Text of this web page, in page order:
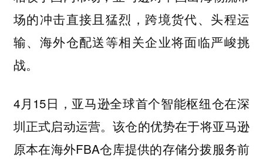
场的冲击直接且猛烈，跨境货代、头程运
输、海外仓配送等相关企业将面临严峻挑
战。
4月15日，亚马逊全球首个智能枢纽仓在深
圳正式启动运营。该仓的优势在于将亚马逊
原本在海外FBA仓库提供的存储分拨服务前